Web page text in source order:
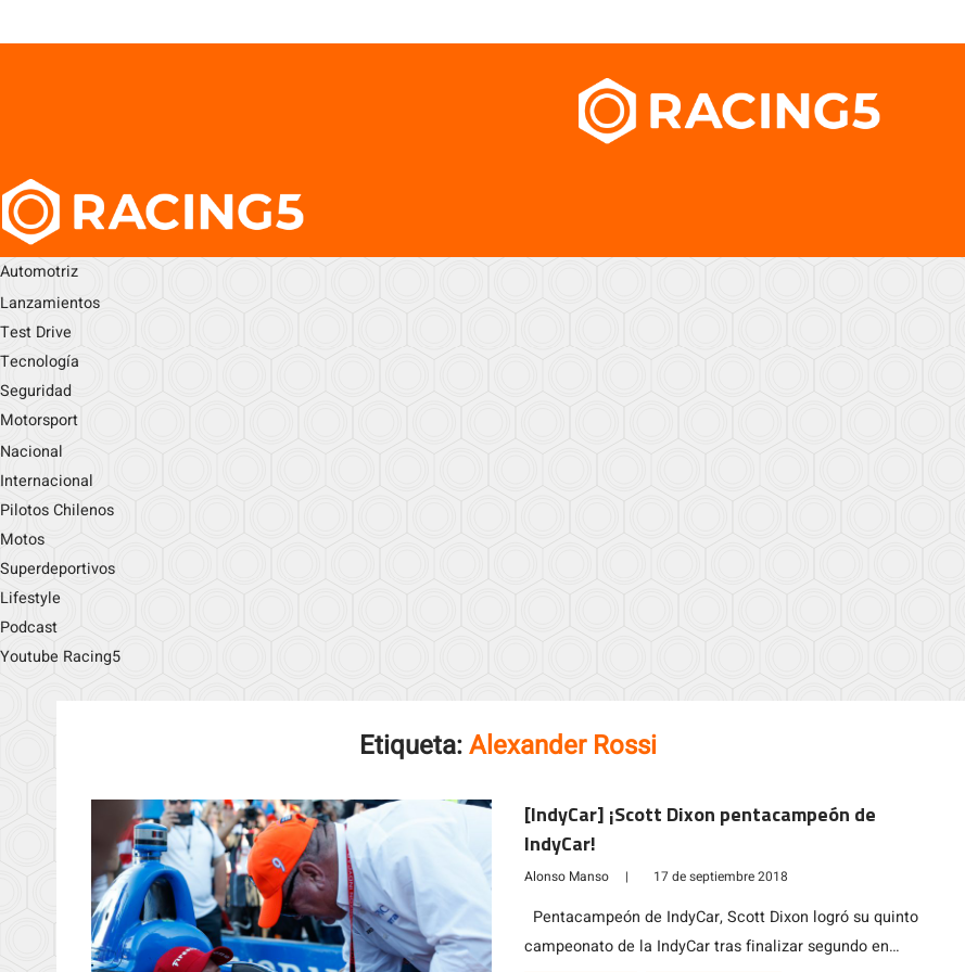
Automotriz
Lanzamientos
Test Drive
Tecnología
Seguridad
Motorsport
Nacional
Internacional
Pilotos Chilenos
Motos
Superdeportivos
Lifestyle
Podcast
Youtube Racing5
Etiqueta:Alexander Rossi
[IndyCar] ¡Scott Dixon pentacampeón de
IndyCar!
Alonso Manso | 17 de septiembre 2018
Pentacampeón de IndyCar, Scott Dixon logró su quinto
campeonato de la IndyCar tras finalizar segundo en